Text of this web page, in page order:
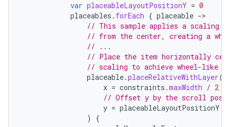
var placeableLayoutPositionY = 0
placeables . forEach { placeable -
// This sample applies a scaling
// from the center, creating a
// ...
// Place the item horizontally
// scaling to achieve wheel-like
placeable.placeRelativeWithLayer(
x = constraints .maxWidth / 2
// Offset y by the scroll
y = placeableLayoutPositionY
)
{